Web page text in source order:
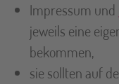
Impressum und
jeweils eine
bekommen,
sie sollten auf